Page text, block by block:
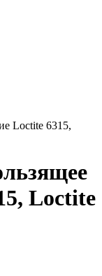
Loctite 6315,
Loctite